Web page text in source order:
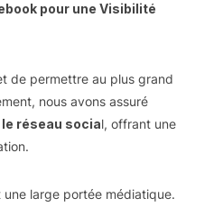
pour une Visibilité
de permettre au plus grand
nous avons assuré
réseau social, offrant une
large portée médiatique.